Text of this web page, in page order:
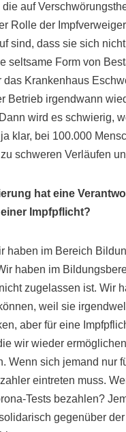
auf
Rolle der
sind, dass sie sich
seltsame Form von
Krankenhaus
Betrieb irgendwann
wird es schwierig,
klar, bei 100.000
schweren Verläufen
hat eine
Impfpflicht?
haben im Bereich
haben im
zugelassen ist. Wir
weil sie
aber für eine
wir wieder
Wenn sich jemand nur
eintreten muss.
Tests bezahlen?
gegenüber